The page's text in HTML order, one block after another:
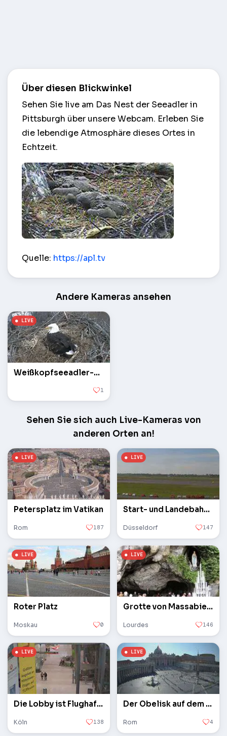
Über diesen Blickwinkel
Sehen Sie live am Das Nest der Seeadler in
Pittsburgh über unsere Webcam. Erleben Sie
die lebendige Atmosphäre dieses Ortes in
Echtzeit.
Quelle: https://apl.tv
Andere Kameras ansehen
Weißkopfseeadler-Nest
1
Sehen Sie sich auch Live-Kameras von
anderen Orten an!
Petersplatz im Vatikan
Rom 187
Start- und Landebahn des Flughafens
Düsseldorf 147
Roter Platz
Moskau 0
Grotte von Massabielle
Lourdes 146
Die Lobby ist Flughafen Köln / Bonn
Köln 138
Der Obelisk auf dem Petersplatz im Vatikan
Rom 4